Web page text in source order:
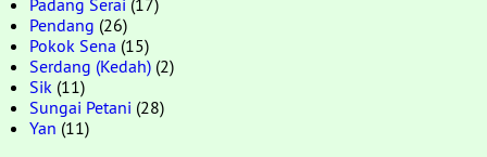
Padang Serai (17)
Pendang (26)
Pokok Sena (15)
Serdang (Kedah) (2)
Sik (11)
Sungai Petani (28)
Yan (11)